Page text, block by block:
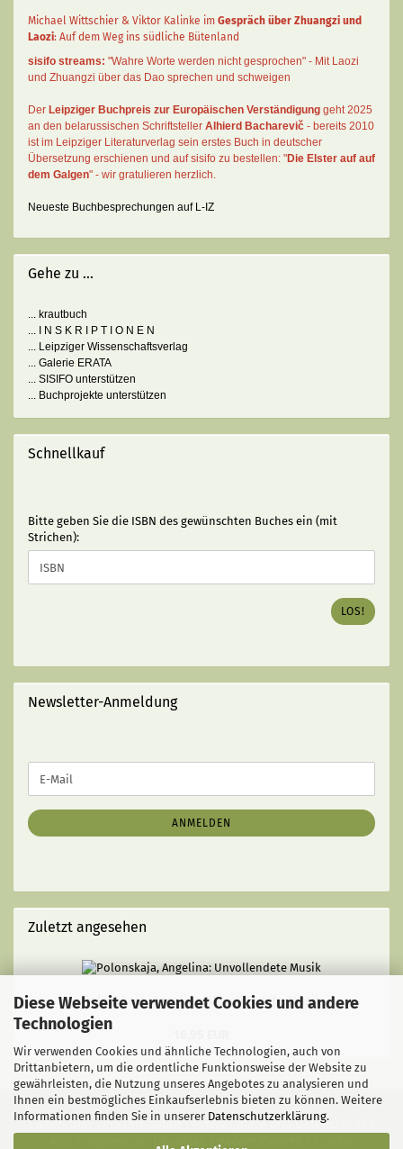
Diese Webseite verwendet Cookies und andere
Technologien
Wir verwenden Cookies und ähnliche Technologien, auch von
Drittanbietern, um die ordentliche Funktionsweise der Website zu
gewährleisten, die Nutzung unseres Angebotes zu analysieren und
Ihnen ein bestmögliches Einkaufserlebnis bieten zu können. Weitere
Informationen finden Sie in unserer Datenschutzerklärung.
Michael Wittschier & Viktor Kalinke im Gespräch über Zhuangzi und
Laozi: Auf dem Weg ins südliche Bütenland
sisifo streams: "Wahre Worte werden nicht gesprochen" - Mit Laozi
und Zhuangzi über das Dao sprechen und schweigen
Der Leipziger Buchpreis zur Europäischen Verständigung geht 2025
an den belarussischen Schriftsteller Alhierd Bacharevič - bereits 2010
ist im Leipziger Literaturverlag sein erstes Buch in deutscher
Übersetzung erschienen und auf sisifo zu bestellen: "Die Elster auf auf
dem Galgen" - wir gratulieren herzlich.
Neueste Buchbesprechungen auf L-IZ
Gehe zu ...
... krautbuch
... I N S K R I P T I O N E N
... Leipziger Wissenschaftsverlag
... Galerie ERATA
... SISIFO unterstützen
... Buchprojekte unterstützen
Schnellkauf
BITTE
GEBEN
SIE
DIE
ISBN
(MIT
STRICHEN):
Bitte geben Sie die ISBN des gewünschten Buches ein (mit
Strichen):
LOS!
Newsletter-Anmeldung
ZUR
ANMELDUNG
E-
Mail
ANMELDEN
Zuletzt angesehen
Polonskaja, Angelina: Unvollendete Musik
Liefer- und Versandkosten|Privatsphäre und Datenschutz
Kontakt Widerrufsrecht